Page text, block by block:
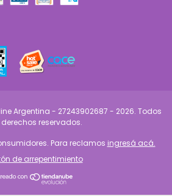
Argentina - 27243902687 - 2026. Todos
derechos reservados.
Para reclamos ingresá acá.
de arrepentimiento